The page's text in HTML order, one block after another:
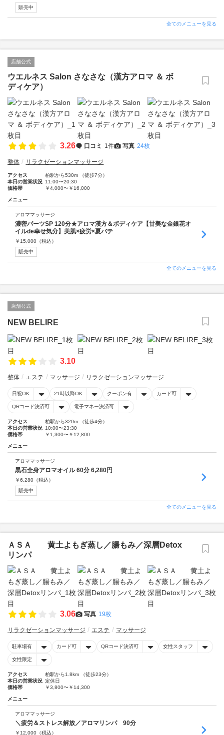
販売中
全てのメニューを見る
店舗公式
ウエルネス Salon さなさな（漢方アロマ ＆ ボ
ディケア）
3.26 口コミ 1件 写真 24枚
整体 リラクゼーションマッサージ
アクセス
柏駅から530m （徒歩7分）
本日の営業状況 11:00〜20:30
価格帯
￥4,000〜￥16,000
メニュー
アロママッサージ
濃密パーツSP 120分★アロマ漢方＆ボディケア【甘美な金銀花オ
イルde幸せ気分】美肌×疲労×夏バテ
￥ 15,000 （税込）
販売中
全てのメニューを見る
店舗公式
NEW BELIRE
3.10
整体 エステ マッサージ リラクゼーションマッサージ
日祝OK 21時以降OK クーポン有 カード可
QRコード決済可 電子マネー決済可
アクセス
柏駅から320m （徒歩4分）
本日の営業状況 10:00〜23:30
価格帯
￥1,300〜￥12,800
メニュー
アロママッサージ
黒石全身アロマオイル 60分 6,280円
￥6,280 （税込）
販売中
全てのメニューを見る
ＡＳＡ 黄土よもぎ蒸し／腸もみ／深層Detox
リンパ
3.06 写真 19枚
リラクゼーションマッサージ エステ マッサージ
駐車場有 カード可 QRコード決済可 女性スタッフ
女性限定
アクセス
柏駅から1.8km （徒歩23分）
本日の営業状況 定休日
価格帯
￥3,800〜￥14,300
メニュー
アロママッサージ
＼疲労＆ストレス解放／アロマリンパ 90分
￥ 12,000 （税込）